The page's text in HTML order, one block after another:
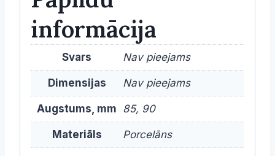
informācija
Svars Nav pieejams
Dimensijas Nav pieejams
Augstums, mm 85, 90
Materiāls Porcelāns